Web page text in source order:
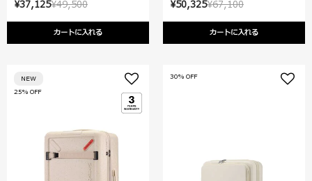
¥49,500
¥37,125
カートに入れる
¥67,100
¥50,325
カートに入れる
25% OFF
NEW 30% OFF